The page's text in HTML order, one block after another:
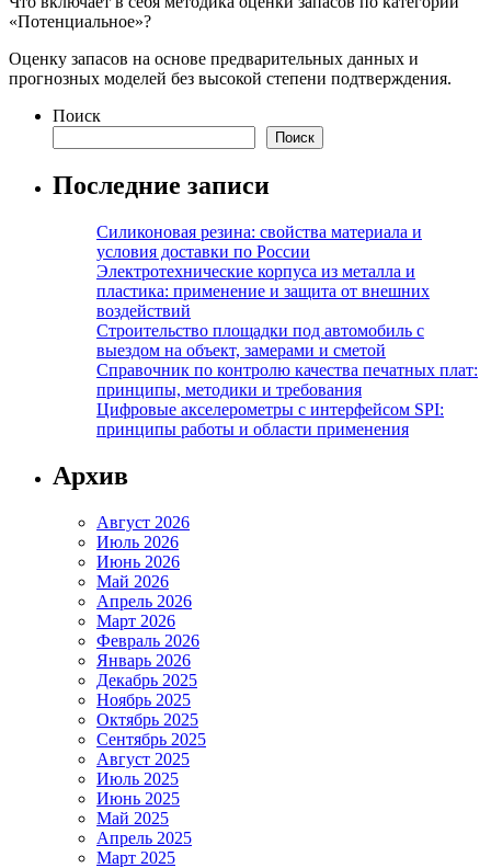
«Потенциальное»?
Оценку запасов на основе предварительных данных и
прогнозных моделей без высокой степени подтверждения.
Поиск
Поиск
Последние записи
Силиконовая резина: свойства материала и
условия доставки по России
Электротехнические корпуса из металла и
пластика: применение и защита от внешних
воздействий
Строительство площадки под автомобиль с
выездом на объект, замерами и сметой
Справочник по контролю качества печатных плат:
принципы, методики и требования
Цифровые акселерометры с интерфейсом SPI:
принципы работы и области применения
Архив
Август 2026
Июль 2026
Июнь 2026
Май 2026
Апрель 2026
Март 2026
Февраль 2026
Январь 2026
Декабрь 2025
Ноябрь 2025
Октябрь 2025
Сентябрь 2025
Август 2025
Июль 2025
Июнь 2025
Май 2025
Апрель 2025
Март 2025